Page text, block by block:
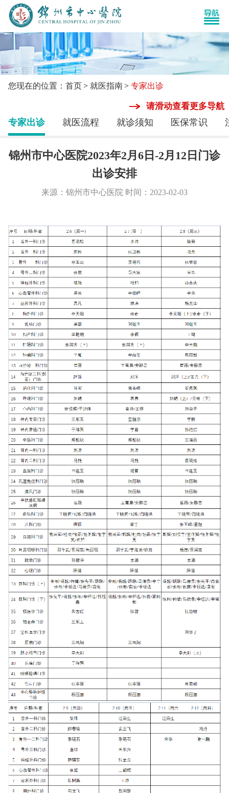
您现在的位置：首页 就医指南 专家出诊
请滑动查看更多导航
专家出诊 就医流程 就诊须知 医保常识
锦州市中心医院2023年2月6日-2月12日门诊
出诊安排
来源：锦州市中心医院 时间：2023-02-03